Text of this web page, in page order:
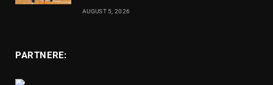
AUGUST 5, 2026
PARTNERE: